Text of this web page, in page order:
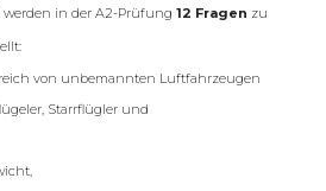
werden in der A2-Prüfung 12 Fragen zu
von unbemannten Luftfahrzeugen
Starrflügler und